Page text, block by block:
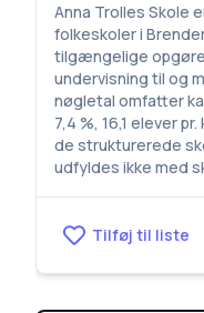
Anna Trolles Skole
folkeskoler i
tilgængelige
undervisning til og
nøgletal omfatter
7,4 %, 16,1 elever
de strukturerede
udfyldes ikke med
Tilføj til liste